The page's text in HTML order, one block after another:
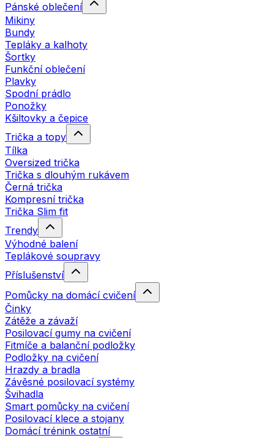
Pánské oblečení
Mikiny
Bundy
Tepláky a kalhoty
Šortky
Funkční oblečení
Plavky
Spodní prádlo
Ponožky
Kšiltovky a čepice
Trička a topy
Tílka
Oversized trička
Trička s dlouhým rukávem
Černá trička
Kompresní trička
Trička Slim fit
Trendy
Výhodné balení
Teplákové soupravy
Příslušenství
Pomůcky na domácí cvičení
Činky
Zátěže a závaží
Posilovací gumy na cvičení
Fitmíče a balanční podložky
Podložky na cvičení
Hrazdy a bradla
Závěsné posilovací systémy
Švihadla
Smart pomůcky na cvičení
Posilovací klece a stojany
Domácí trénink ostatní